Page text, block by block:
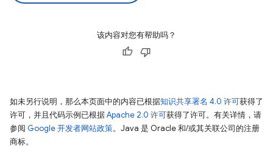
该内容对您有帮助吗？
如未另行说明，那么本页面中的内容已根据知识共享署名 4.0 许可获得了
许可，并且代码示例已根据Apache 2.0 许可获得了许可。有关详情，请
参阅 Google 开发者网站政策。Java 是 Oracle 和/或其关联公司的注册
商标。